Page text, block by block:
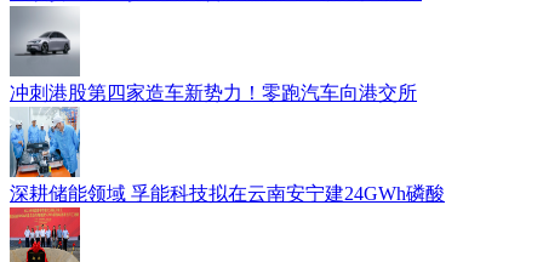
冲刺港股第四家造车新势力！零跑汽车向港交所
深耕储能领域 孚能科技拟在云南安宁建24GWh磷酸